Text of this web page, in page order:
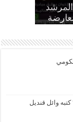
تحول
سراح كل
ولا
وائل قنديل